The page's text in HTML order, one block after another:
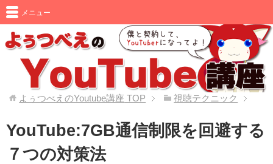
メニュー
よぅつべえのYoutube講座 TOP 視聴テクニック
YouTube:7GB通信制限を回避する
７つの対策法